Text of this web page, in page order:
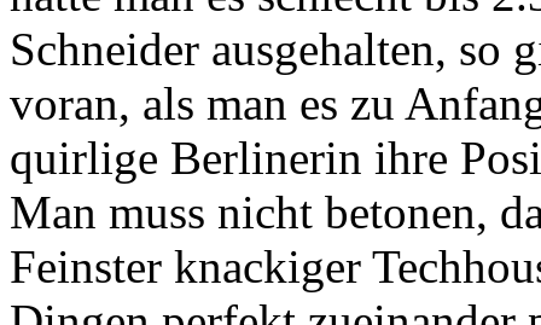
Schneider ausgehalten, so
voran, als man es zu
quirlige Berlinerin ihre
Man muss nicht betonen,
Feinster knackiger